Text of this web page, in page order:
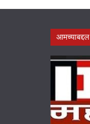
आमच्याबद्दल